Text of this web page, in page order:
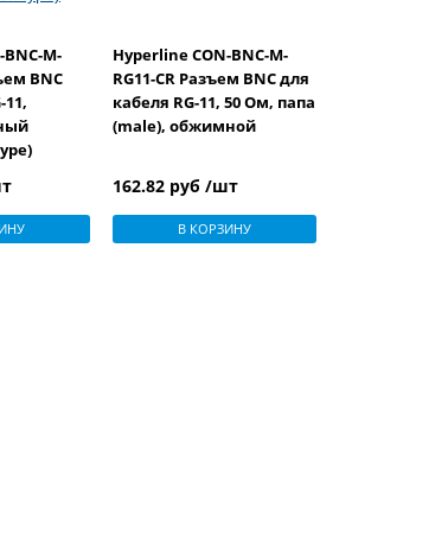
M-
BNC
11,
Hyperline CON-BNC-M-
RG11-CR Разъем BNC для
кабеля RG-11, 50 Ом, папа
(male), обжимной
162.82 руб /шт
В КОРЗИНУ